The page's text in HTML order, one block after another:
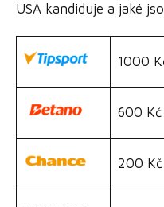
USA kandiduje a jaké
1000
600
200